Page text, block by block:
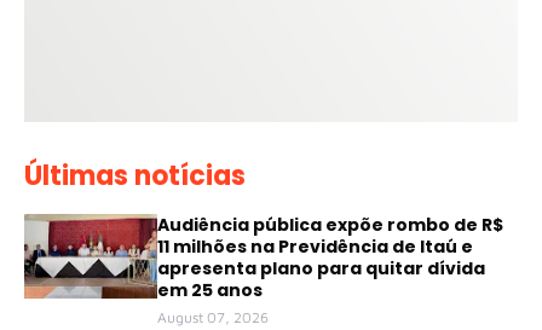
Últimas notícias
Audiência pública expõe rombo de R$
11 milhões na Previdência de Itaú e
apresenta plano para quitar dívida
em 25 anos
August 07, 2026